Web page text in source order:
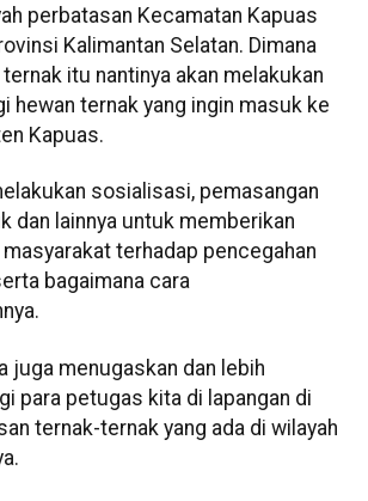
perbatasan Kecamatan Kapuas
Kalimantan Selatan. Dimana
itu nantinya akan melakukan
hewan ternak yang ingin masuk ke
Kapuas.
sosialisasi, pemasangan
dan lainnya untuk memberikan
terhadap pencegahan
bagaimana cara
juga menugaskan dan lebih
para petugas kita di lapangan di
ternak-ternak yang ada di wilayah